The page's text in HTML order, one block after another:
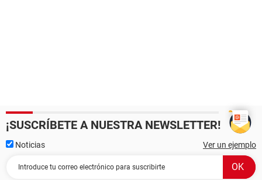
¡SUSCRÍBETE A NUESTRA NEWSLETTER!
Noticias Ver un ejemplo